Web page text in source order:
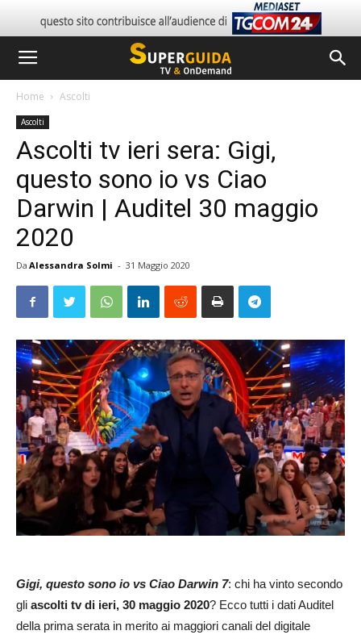
Home Ascolti
Ascolti
Ascolti tv ieri sera: Gigi,
questo sono io vs Ciao
Darwin | Auditel 30 maggio
2020
Da Alessandra Solmi - 31 Maggio 2020
Gigi, questo sono io vs Ciao Darwin 7: chi ha vinto secondo
gli ascolti tv di ieri, 30 maggio 2020? Ecco tutti i dati Auditel
della prima serata in merito ai maggiori canali del digitale